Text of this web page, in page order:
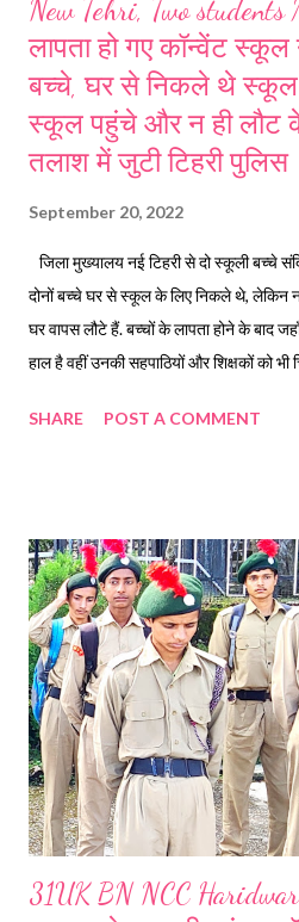
New Tehri, Two
लापता हो गए कॉन्वेंट स्कूल
बच्चे, घर से निकले थे
स्कूल पहुंचे और न ही लौट
तलाश में जुटी टिहरी पुलिस
September 20, 2022
जिला मुख्यालय नई टिहरी से दो स्कूली बच्चे
दोनों बच्चे घर से स्कूल के लिए निकले थे,
घर वापस लौटे हैं. बच्चों के लापता होने के बाद
हाल है वहीं उनकी सहपाठियों और शिक्षकों को भी
19 सितंबर को नई टिहरी के दो स्कूली बच्चे
परिजनों ने स्कूल और रिश्तेदारों से संपर्क साधा,
इसके अलावा उन्होंने मोहल्ले और नगर के
लेकिन उनका कुछ पता नहीं चल पाया. परिजनों
बच्चों की लापता ह...
SHARE POST A COMMENT
31UK BN NCC